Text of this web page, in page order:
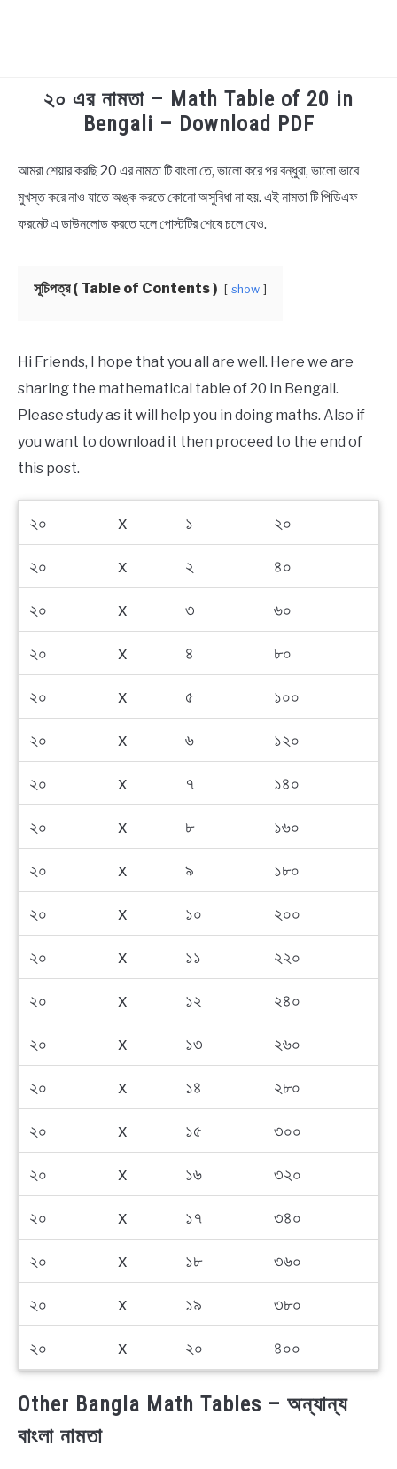
TECHNOLOGY
BIOGRAPHY
BENGALI WISHES
BENGALI LYRICS
BENGALI NAMES
২০ এর নামতা – Math Table of 20 in
Bengali – Download PDF
in
Educational
আমরা শেয়ার করছি 20 এর নামতা টি বাংলা তে, ভালো করে পর বন্ধুরা, ভালো ভাবে
মুখস্ত করে নাও যাতে অঙ্ক করতে কোনো অসুবিধা না হয়. এই নামতা টি পিডিএফ
ফরমেট এ ডাউনলোড করতে হলে পোস্টটির শেষে চলে যেও.
সূচিপত্র ( Table of Contents ) show
Hi Friends, I hope that you all are well. Here we are
sharing the mathematical table of 20 in Bengali.
Please study as it will help you in doing maths. Also if
you want to download it then proceed to the end of
this post.
২০ x ১
২০
২০
x ২
৪০
২০
x ৩
৬০
২০
x ৪
৮০
২০
x ৫
১০০
২০
x ৬
১২০
২০
x ৭
১৪০
২০
x ৮
১৬০
২০
x ৯
১৮০
২০
x ১০
২০০
২০
x ১১
২২০
২০
x ১২
২৪০
২০
x ১৩
২৬০
২০
x ১৪
২৮০
২০
x ১৫
৩০০
২০
x ১৬
৩২০
২০
x ১৭
৩৪০
২০
x ১৮
৩৬০
২০
x ১৯
৩৮০
২০
x ২০ ৪০০
Other Bangla Math Tables – অন্যান্য
বাংলা নামতা